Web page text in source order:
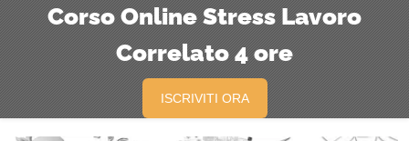
Corso Online Stress Lavoro
Correlato 4 ore